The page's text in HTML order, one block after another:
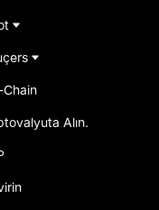
Chain
Alın.